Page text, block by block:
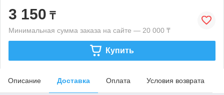
3 150 ₸
Минимальная сумма заказа на сайте — 20 000 ₸
Купить
Описание Доставка Оплата Условия возврата